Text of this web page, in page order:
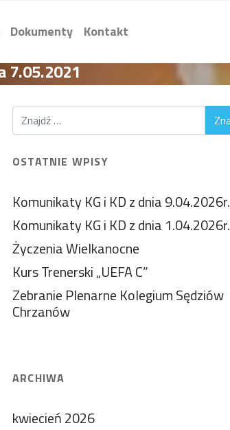
Dokumenty Kontakt
7.05.2021
OSTATNIE WPISY
Komunikaty KG i KD z dnia 9.04.2026r.
Komunikaty KG i KD z dnia 1.04.2026r.
Życzenia Wielkanocne
Kurs Trenerski „UEFA C”
Zebranie Plenarne Kolegium Sędziów
Chrzanów
ARCHIWA
kwiecień 2026